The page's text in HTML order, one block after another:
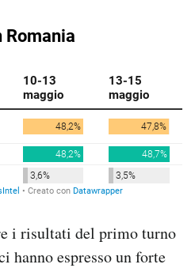
i risultati del primo turno
hanno espresso un forte